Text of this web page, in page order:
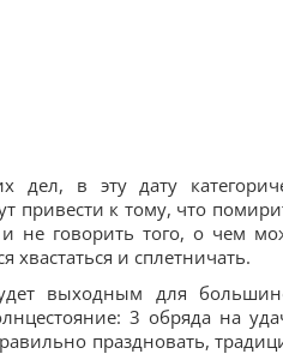
в эту дату
привести к тому, что
не говорить того, о чем
хвастаться и сплетничать.
выходным для
3 обряда на
праздновать,